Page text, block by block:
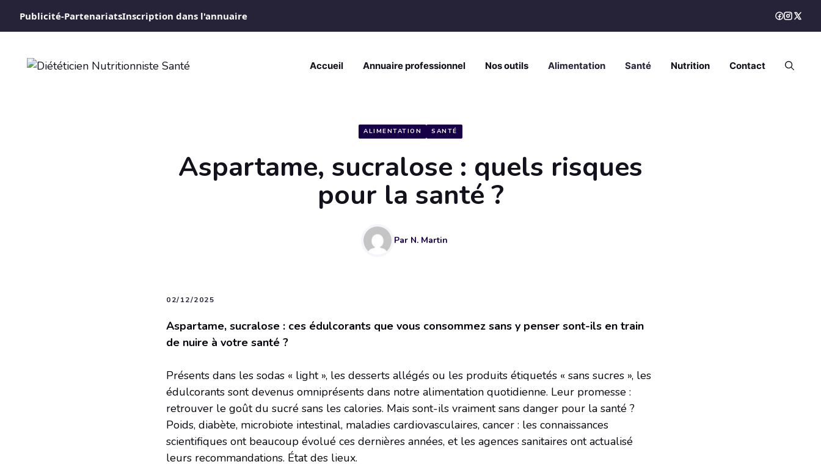
Publicité-PartenariatsInscription dans l'annuaire
Accueil Annuaire professionnel Nos outils Alimentation Santé Nutrition Contact
ALIMENTATION SANTÉ
Aspartame, sucralose : quels risques
pour la santé ?
Par N. Martin
02/12/2025
Aspartame, sucralose : ces édulcorants que vous consommez sans y penser sont-ils en train
de nuire à votre santé ?
Présents dans les sodas « light », les desserts allégés ou les produits étiquetés « sans sucres », les
édulcorants sont devenus omniprésents dans notre alimentation quotidienne. Leur promesse :
retrouver le goût du sucré sans les calories. Mais sont-ils vraiment sans danger pour la santé ?
Poids, diabète, microbiote intestinal, maladies cardiovasculaires, cancer : les connaissances
scientifiques ont beaucoup évolué ces dernières années, et les agences sanitaires ont actualisé
leurs recommandations. État des lieux.